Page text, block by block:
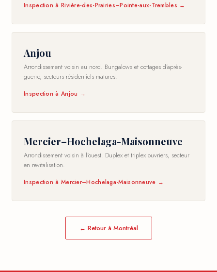
Inspection à Rivière-des-Prairies–Pointe-aux-Trembles →
Anjou
Arrondissement voisin au nord. Bungalows et cottages d'après-
guerre, secteurs résidentiels matures.
Inspection à Anjou →
Mercier–Hochelaga-Maisonneuve
Arrondissement voisin à l'ouest. Duplex et triplex ouvriers, secteur
en revitalisation.
Inspection à Mercier–Hochelaga-Maisonneuve →
← Retour à Montréal